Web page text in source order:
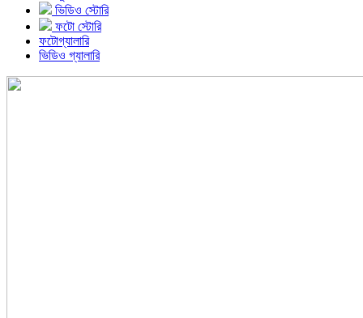
ভিডিও স্টোরি
ফটো স্টোরি
ফটোগ্যালারি
ভিডিও গ্যালারি